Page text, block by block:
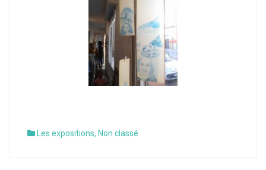
Les expositions, Non classé